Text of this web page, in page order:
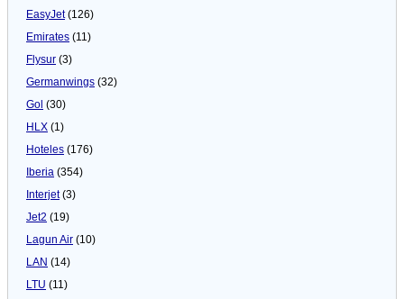
EasyJet(126)
Emirates (11)
Flysur (3)
Germanwings (32)
Gol (30)
HLX (1)
Hoteles (176)
Iberia (354)
Interjet(3)
Jet2 (19)
Lagun Air (10)
LAN (14)
LTU (11)